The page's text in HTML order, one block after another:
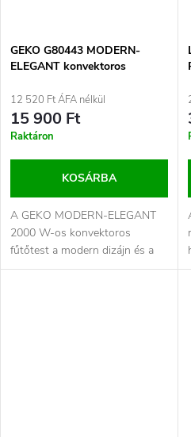
GEKO G80443 MODERN-
ELEGANT konvektoros
12 520 Ft ÁFA nélkül
15 900 Ft
Raktáron
KOSÁRBA
A GEKO MODERN-ELEGANT
2000 W-os konvektoros
fűtőtest a modern dizájn és a
hatékony fűtési teljesítmény